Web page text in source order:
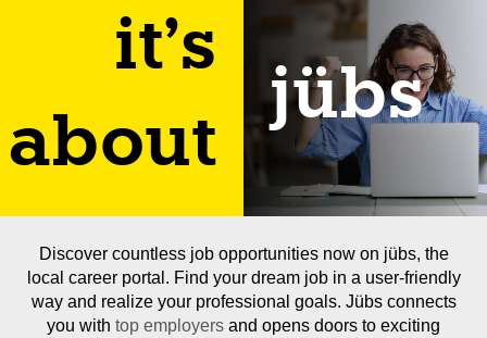
it's
about
jübs
Discover countless job opportunities now on jübs, the
local career portal. Find your dream job in a user-friendly
way and realize your professional goals. Jübs connects
you with top employers and opens doors to exciting